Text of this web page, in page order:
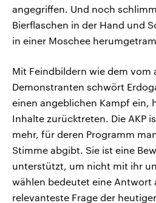
angegriffen. Und noch
Bierflaschen in der Hand und
in einer Moschee
Mit Feindbildern wie dem vom
Demonstranten schwört
einen angeblichen Kampf ein,
Inhalte zurücktreten. Die AKP
mehr, für deren Programm
Stimme abgibt. Sie ist eine
unterstützt, um nicht mit ihr
wählen bedeutet eine Antwort
relevanteste Frage der